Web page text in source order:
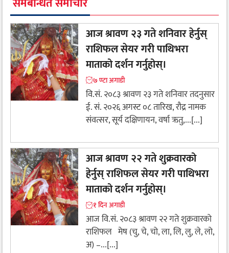
आज श्रावण २३ गते शनिवार हेर्नुस्
राशिफल सेयर गरी पाथिभरा
माताको दर्शन गर्नुहोस्।
७ ण्टा अगाडी
वि.सं. २०८३ श्रावण २३ गते शनिवार तदनुसार
ई. सं. २०२६ अगस्ट ०८ तारिख, रौद्र नामक
संवत्सर, सूर्य दक्षिणायन, वर्षा ऋतु,...[...]
आज श्रावण २२ गते शुक्रवारको
हेर्नुस् राशिफल सेयर गरी पाथिभरा
माताको दर्शन गर्नुहोस्।
१ दिन अगाडी
आज वि.सं. २०८३ श्रावण २२ गते शुक्रवारको
राशिफल मेष (चु, चे, चो, ला, लि, लु, ले, लो,
अ) –...[...]